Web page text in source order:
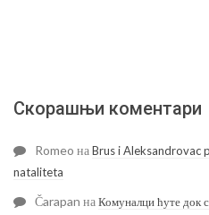
Скорашњи коментари
Romeo наBrus i Aleksandrovac
nataliteta
Čarapan наКомуналци ћуте док